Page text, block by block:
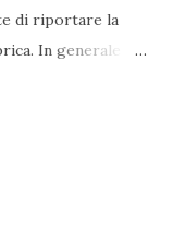
di riportare la
In generale